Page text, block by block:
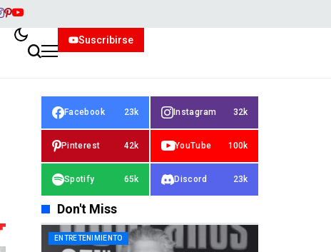
Suscribirse
Facebook 23k Instagram 32k
Pinterest 42k YouTube 100k
Spotify 65k Discord 23k
Don't Miss
ENTRETENIMIENTO